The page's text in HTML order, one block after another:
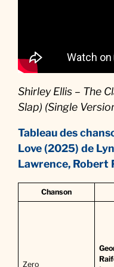
Shirley Ellis – The
Slap) (Single
Tableau des
Love (2025) de
Lawrence, Robert
Chanson
Zero